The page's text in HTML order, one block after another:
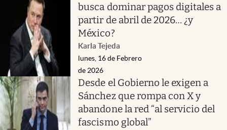
busca dominar pagos digitales a
partir de abril de 2026… ¿y
México?
Karla Tejeda
lunes, 16 de Febrero
de 2026
Desde el Gobierno le exigen a
Sánchez que rompa con X y
abandone la red “al servicio del
fascismo global”